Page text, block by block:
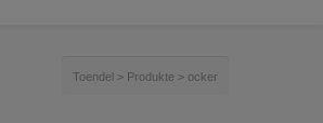
Toendel > Produkte > ocker